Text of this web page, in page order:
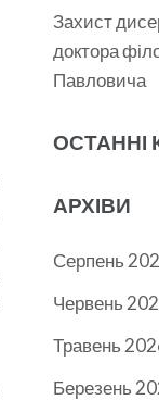
Захист
доктора
Павловича
ОСТАННІ
АРХІВИ
Серпень
Червень
Травень
Березень